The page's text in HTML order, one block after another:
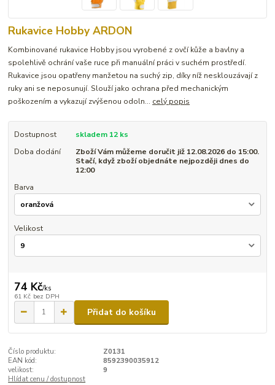
Rukavice Hobby ARDON
Kombinované rukavice Hobby jsou vyrobené z ovčí kůže a bavlny a
spolehlivě ochrání vaše ruce při manuální práci v suchém prostředí.
Rukavice jsou opatřeny manžetou na suchý zip, díky níž nesklouzávají z
ruky ani se neposunují. Slouží jako ochrana před mechanickým
poškozením a vykazují zvýšenou odoln... celý popis
Dostupnost
skladem 12 ks
Doba dodání
Zboží Vám můžeme doručit již 12.08.2026 do 15:00.
Stačí, když zboží objednáte nejpozději dnes do
12:00
Barva
Velikost
74 Kč/ks
61 Kč bez DPH
Přidat do košíku
Číslo produktu:
Z0131
EAN kód:
8592390035912
velikost:
9
Hlídat cenu / dostupnost